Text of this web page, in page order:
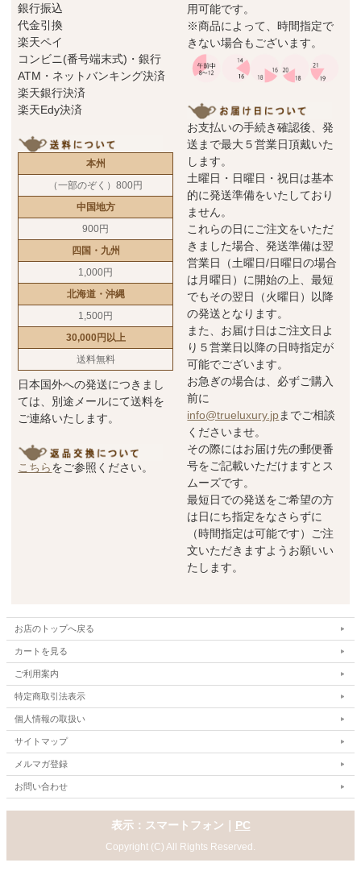
ハンドメイド製品のため、若干の個体差や金彩部分にわずかなムラが見られる
場合がございます。
こちらは製造工程上生じるもので、不良品ではございません。
当店では、メーカーおよび当店による二重の検品を行ったうえでご案内してお
ります。
ハンドメイドならではの風合いとして、何卒ご理解いただけましたら幸いで
す。
銀行振込
代金引換
楽天ペイ
コンビニ(番号端末式)・銀行
ATM・ネットバンキング決済
楽天銀行決済
楽天Edy決済
本州
（一部のぞく）800円
中国地方
900円
四国・九州
1,000円
北海道・沖縄
1,500円
30,000円以上
送料無料
日本国外への発送につきまし
ては、別途メールにて送料を
ご連絡いたします。
こちらをご参照ください。
用可能です。
※商品によって、時間指定で
きない場合もございます。
お支払いの手続き確認後、発
送まで最大５営業日頂戴いた
します。
土曜日・日曜日・祝日は基本
的に発送準備をいたしており
ません。
これらの日にご注文をいただ
きました場合、発送準備は翌
営業日（土曜日/日曜日の場合
は月曜日）に開始の上、最短
でもその翌日（火曜日）以降
の発送となります。
また、お届け日はご注文日よ
り５営業日以降の日時指定が
可能でございます。
お急ぎの場合は、必ずご購入
前に
info@trueluxury.jpまでご相談
くださいませ。
その際にはお届け先の郵便番
号をご記載いただけますとス
ムーズです。
最短日での発送をご希望の方
は日にち指定をなさらずに
（時間指定は可能です）ご注
文いただきますようお願いい
たします。
お店のトップへ戻る
カートを見る
ご利用案内
特定商取引法表示
個人情報の取扱い
サイトマップ
メルマガ登録
お問い合わせ
表示：スマートフォン｜ PC
Copyright (C) All Rights Reserved.